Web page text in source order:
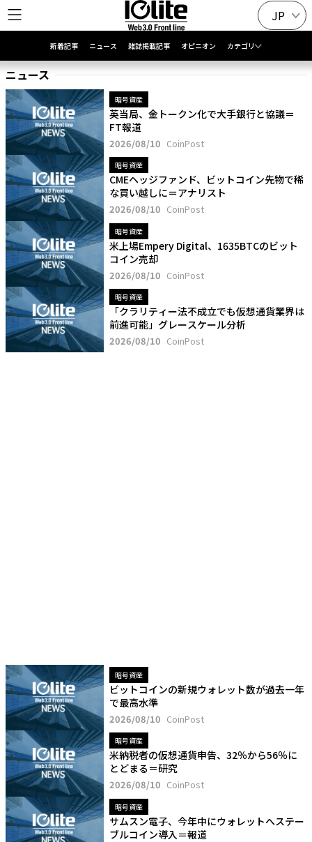
JP
新着記事 ニュース 雑誌掲載記事 オピニオン カテゴリ
ニュース
暗号資産
英当局、金トークン化で大手銀行と協議＝
FT報道
2026/08/10 CoinPost
暗号資産
CMEヘッジファンド、ビットコイン先物で稀
な買い越しに＝アナリスト
2026/08/10 CoinPost
暗号資産
米上場Empery Digital、1635BTCのビット
コイン売却
2026/08/10 CoinPost
暗号資産
「クラリティー法不成立でも仮想通貨業界は
前進可能」グレースケール分析
2026/08/10 CoinPost
暗号資産
ビットコインの新規ウォレット数が過去一年
で最高水準
2026/08/10 CoinPost
暗号資産
米納税者の仮想通貨申告、32％から56％に
とどまる＝研究
2026/08/10 CoinPost
暗号資産
サムスン電子、今年中にウォレットへステー
ブルコイン導入＝報道